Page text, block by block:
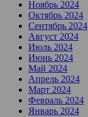
Ноябрь 2024
Октябрь 2024
Сентябрь 2024
Август 2024
Июль 2024
Июнь 2024
Май 2024
Апрель 2024
Март 2024
Февраль 2024
Январь 2024